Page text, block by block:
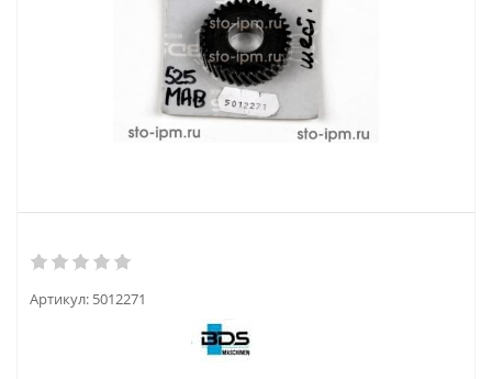
Артикул: 5012271